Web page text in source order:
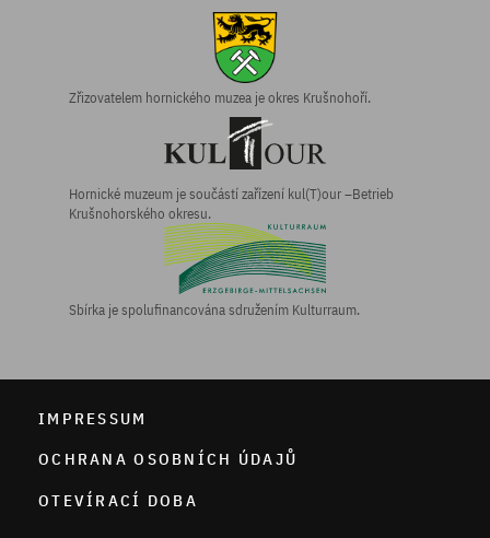
Zřizovatelem hornického muzea je okres Krušnohoří.
Hornické muzeum je součástí zařízení kul(T)our –Betrieb
Krušnohorského okresu.
Sbírka je spolufinancována sdružením Kulturraum.
IMPRESSUM
OCHRANA OSOBNÍCH ÚDAJŮ
OTEVÍRACÍ DOBA